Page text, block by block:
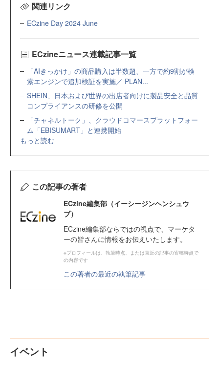
関連リンク
ECzine Day 2024 June
ECzineニュース連載記事一覧
「AIきっかけ」の商品購入は半数超、一方で約9割が検
索エンジンで追加検証を実施／ PLAN...
SHEIN、日本および世界の出店者向けに製品安全と品質
コンプライアンスの研修を公開
「チャネルトーク」、クラウドコマースプラットフォー
ム「EBISUMART」と連携開始
もっと読む
この記事の著者
ECzine編集部（イーシージンヘンシュウ
ブ）
ECzine編集部ならではの視点で、マーケタ
ーの皆さんに情報をお伝えいたします。
※プロフィールは、執筆時点、または直近の記事の寄稿時点で
の内容です
この著者の最近の執筆記事
イベント